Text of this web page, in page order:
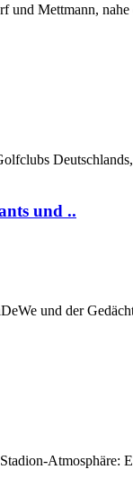
und Mettmann,
und ..
und der